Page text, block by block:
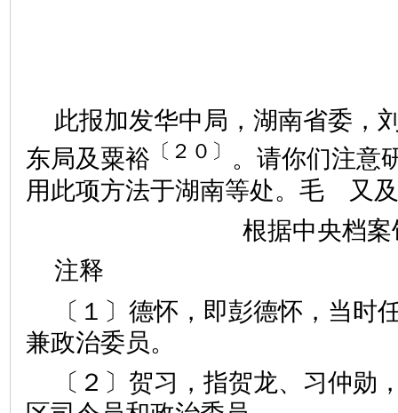
此报加发华中局，湖南省委，
东局及粟裕 〔２０〕 。请你们注意
用此项方法于湖南等处。毛 又
根据中央档
注释
〔１〕德怀，即彭德怀，当时
兼政治委员。
〔２〕贺习，指贺龙、习仲勋